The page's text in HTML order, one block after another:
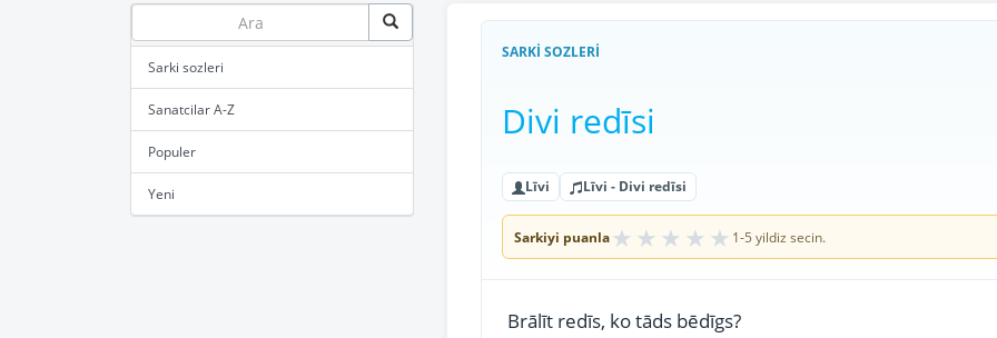
Sarki sozleri
Sanatcilar A-Z
Populer
Yeni
SARKI SOZLERI
Divi redīsi
Līvi Līvi - Divi redīsi
Sarkiyi puanla★ ★ ★ ★ ★ 1-5 yildiz secin.
Brālīt redīs, ko tāds bēdīgs?